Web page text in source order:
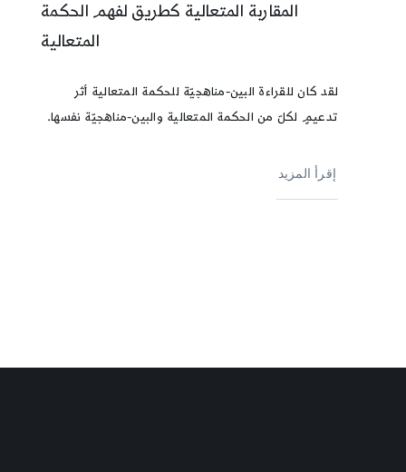
المقاربة المتعالية كطريق لفهم الحكمة
المتعالية
لقد كان للقراءة البين-مناهجيّة للحكمة المتعالية أثر
تدعيمٍ لكلّ من الحكمة المتعالية والبين-مناهجيّة نفسها.
إقرأ المزيد